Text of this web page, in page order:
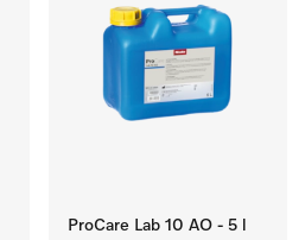
ProCare Lab 10 AO - 5 l